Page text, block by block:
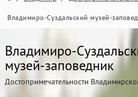
Владимиро-Суздальский музей-
Владимиро-
музей-заповедник
Достопримечательности